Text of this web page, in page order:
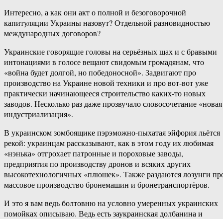
Интересно, а как они акт о полной и безоговорочной
капитуляции Украины назовут? Отдельной разновидностью
международных договоров?
Украинские говорящие головы на серьёзных щах и с бравыми
интонациями в голосе вещают свидомым громадянам, что
«война будет долгой, но победоносной». Задвигают про
производство на Украине новой техники и про вот-вот уже
практически начинающееся строительство каких-то новых
заводов. Несколько раз даже прозвучало словосочетание «новая
индустриализация».
В украинском зомбоящике пэрэможно-пыхатая эйфория льётся
рекой: украинцам рассказывают, как в этом году их любимая
«нэнька» отгрохает патронные и пороховые заводы,
предприятия по производству дронов и всяких других
высокотехнологичных «плюшек». Также раздаются лозунги
массовое производство бронемашин и бронетранспортёров.
И это я вам ведь болтовню на условно умеренных украинских
помойках описываю. Ведь есть заукраинская долбанина и